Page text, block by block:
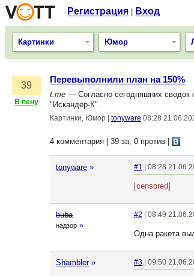
Регистрация Вход
Картинки Юмор
39
В пену
Перевыполнили план на 150%
t.me — Согласно сегодняшних сводок
"Искандер-К".
Картинки, Юмор tonyware 08:28
4 комментария | 39 за, 0 против
tonyware » #1 | 08:28
[censored]
buba
надзор »
#2 | 08:49
Одна ракета
Shambler » #3 | 09:50